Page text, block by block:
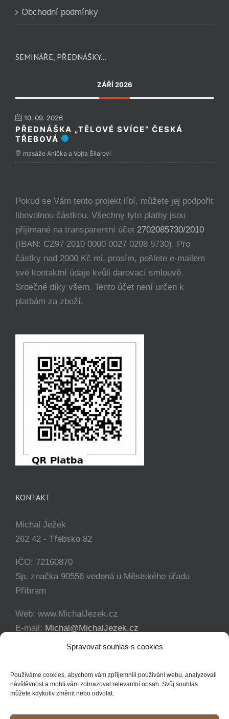
Spravovat souhlas s cookies
Používáme cookies, abychom vám zpříjemnili používání webu, analyzovali
návštěvnost a mohli vám zobrazovat relevantní obsah. Svůj souhlas
můžete kdykoliv změnit nebo odvolat.
Obchodní podmínky
SEMINÁŘE, PŘEDNÁŠKY…
ZÁŘÍ 2026
10. 09. 2026
PŘEDNÁŠKA „TĚLOVÉ SVÍCE“ ČESKÁ
TŘEBOVÁ
masáže Anička a Vojta Šilarovi
Pokud se Vám tento projekt líbí, můžete jej podpořit
libovolnou částkou. Všechny tyto platby jsou
přijímané na transparentní účet 2702085730/2010
(IBAN: CZ97 2010 0000 0027 0208 5730). Pro
částky nad 2000 Kč mi, prosím, pošlete e-mailem
své kontaktní údaje kvůli darovací smlouvě.
Srdečné díky všem. Tento účet není určen k
platbám za zboží.
KONTAKT
Michal Ježek
262 42 - Třebsko 82
IČO: 72160870
Sp. značka 90556 vedená u Městského úřadu
Příbram
Web: www.MichalJezek.cz
E-mail: Michal@MichalJezek.cz
+420 777 346 649